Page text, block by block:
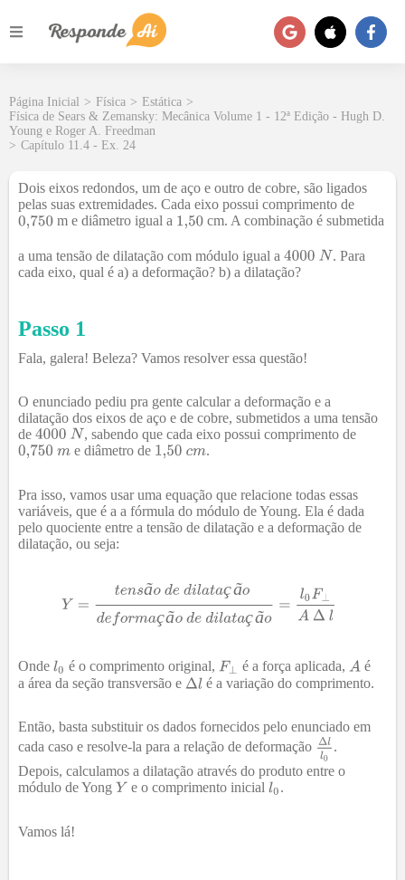
Página Inicial > Física > Estática >
Física de Sears & Zemansky: Mecânica Volume 1 - 12ª Edição - Hugh D.
Young e Roger A. Freedman
> Capítulo 11.4 - Ex. 24
Dois eixos redondos, um de aço e outro de cobre, são ligados
pelas suas extremidades. Cada eixo possui comprimento de
m e diâmetro igual a
cm. A combinação é submetida
a uma tensão de dilatação com módulo igual a
. Para
cada eixo, qual é a) a deformação? b) a dilatação?
Passo 1
Fala, galera! Beleza? Vamos resolver essa questão!
O enunciado pediu pra gente calcular a deformação e a
dilatação dos eixos de aço e de cobre, submetidos a uma tensão
de
, sabendo que cada eixo possui comprimento de
e diâmetro de
.
Pra isso, vamos usar uma equação que relacione todas essas
variáveis, que é a a fórmula do módulo de Young. Ela é dada
pelo quociente entre a tensão de dilatação e a deformação de
dilatação, ou seja:
ã çã
çã çã
Onde é o comprimento original, é a força aplicada,
é
a área da seção transversão e
é a variação do comprimento.
Então, basta substituir os dados fornecidos pelo enunciado em
cada caso e resolve-la para a relação de deformação
.
Depois, calculamos a dilatação através do produto entre o
módulo de Yong
e o comprimento inicial .
Vamos lá!